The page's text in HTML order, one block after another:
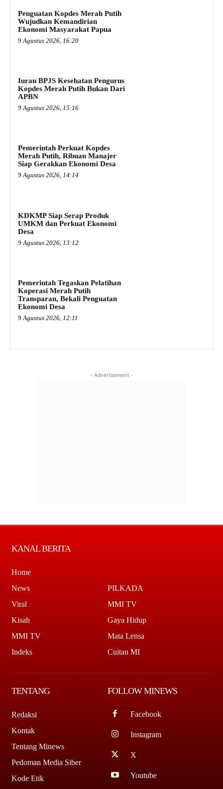
Penguatan Kopdes Merah Putih
Wujudkan Kemandirian
Ekonomi Masyarakat Papua
9 Agustus 2026, 16:20
Iuran BPJS Kesehatan Pengurus
Kopdes Merah Putih Bukan Dari
APBN
9 Agustus 2026, 15:16
Pemerintah Perkuat Kopdes
Merah Putih, Ribuan Manajer
Siap Gerakkan Ekonomi Desa
9 Agustus 2026, 14:14
KDKMP Siap Serap Produk
UMKM dan Perkuat Ekonomi
Desa
9 Agustus 2026, 13:12
Pemerintah Tegaskan Pelatihan
Koperasi Merah Putih
Transparan, Bekali Penguatan
Ekonomi Desa
9 Agustus 2026, 12:11
- Advertisement -
KANAL BERITA
Home
News
Viral
Kisah
MMI TV
Indeks
PILKADA
MMI TV
Gaya Hidup
Mata Lensa
Cuitan MI
TENTANG
Redaksi
Kontak
Tentang Minews
Pedoman Media Siber
Kode Etik
FOLLOW MINEWS
Facebook
Instagram
X
Youtube